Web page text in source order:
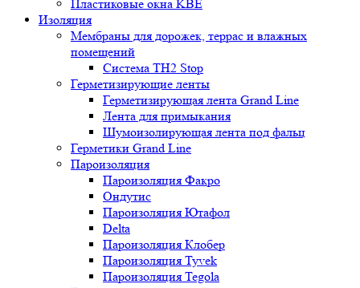
Пластиковые окна KBE
Изоляция
Мембраны для дорожек, террас и влажных
помещений
Система TH2 Stop
Герметизирующие ленты
Герметизирующая лента Grand Line
Лента для примыкания
Шумоизолирующая лента под фальц
Герметики Grand Line
Пароизоляция
Пароизоляция Факро
Ондутис
Пароизоляция Ютафол
Delta
Пароизоляция Клобер
Пароизоляция Tyvek
Пароизоляция Tegola